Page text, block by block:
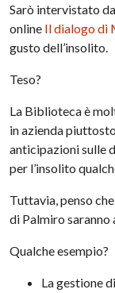
Sarò intervistato
online Il dialogo di
gusto dell’insolito.
Teso?
La Biblioteca è
in azienda
anticipazioni sulle
per l’insolito
Tuttavia, penso
di Palmiro
Qualche esempio?
La gestione